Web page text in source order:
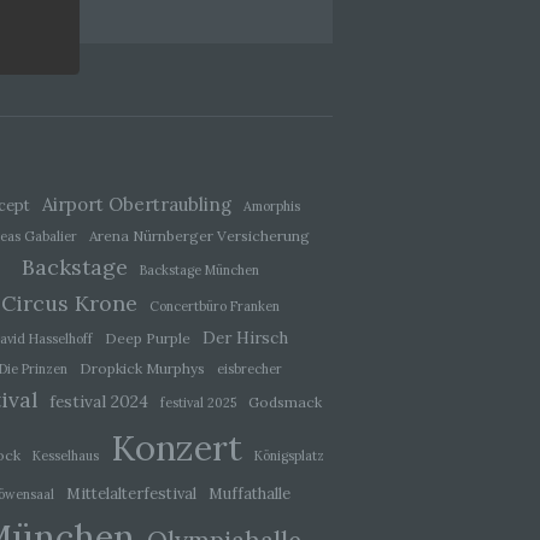
Airport Obertraubling
Amorphis
Gabalier
Arena Nürnberger Versicherung
Backstage Backstage München
Circus Krone
Concertbüro Franken
Hasselhoff
Deep Purple Der Hirsch
Die Prinzen Dropkick Murphys eisbrecher
festival 2024 festival 2025 Godsmack
Kesselhaus Konzert Königsplatz
Mittelalterfestival Muffathalle